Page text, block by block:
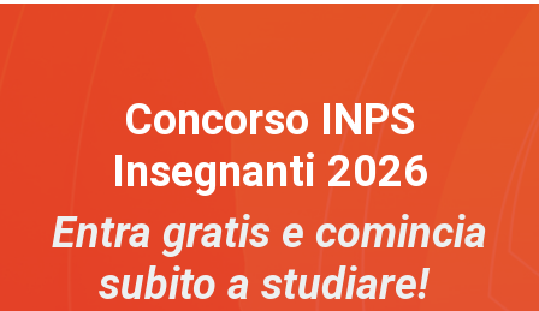
Concorso INPS
Insegnanti 2026
Entra gratis e comincia
subito a studiare!